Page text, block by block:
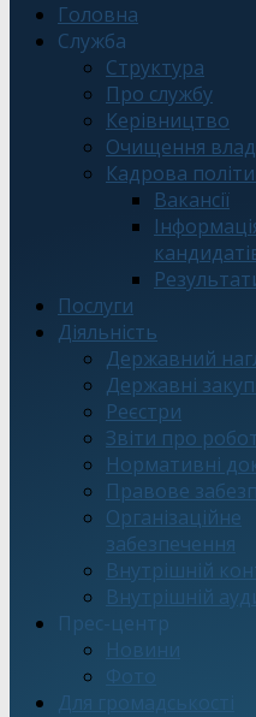
Головна
Служба
Структура
Про службу
Керівництво
Очищення
Кадрова
Вакансії
Послуги
Діяльність
Державний
Державні
Реєстри
Звіти про
Нормативні
Правове
Організаційне
забезпечення
Внутрішній
Внутрішній
Прес-центр
Новини
Фото
Для громадськості